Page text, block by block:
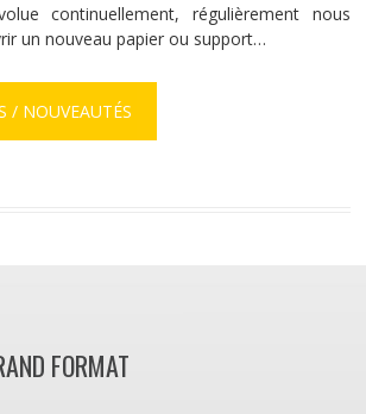
continuellement, régulièrement nous
un nouveau papier ou support…
/ NOUVEAUTÉS
FORMAT